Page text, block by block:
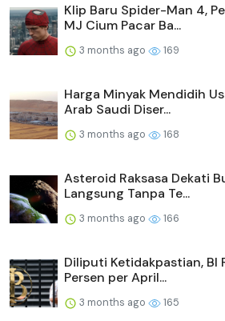
Klip Baru Spider-Man 4,
MJ Cium Pacar Ba...
3 months ago 169
Harga Minyak Mendidih
Arab Saudi Diser...
3 months ago 168
Asteroid Raksasa Dekati
Langsung Tanpa Te...
3 months ago 166
Diliputi Ketidakpastian, BI
Persen per April...
3 months ago 165